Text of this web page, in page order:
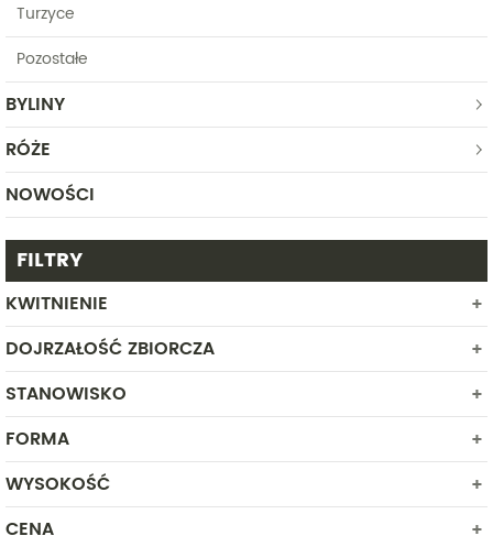
Turzyce
Pozostałe
BYLINY
RÓŻE
NOWOŚCI
FILTRY
KWITNIENIE
MARZEC
KWIECIEŃ
MAJ
CZERWIEC
LIPIEC
SIERPIEŃ
DOJRZAŁOŚĆ ZBIORCZA
MARZEC
KWIECIEŃ
MAJ
CZERWIEC
LIPIEC
STANOWISKO
CIEŃ
PÓŁCIEŃ
SŁONECZNE
FORMA
ROŚLINA W POJEMNIKU
WYSOKOŚĆ
CENA